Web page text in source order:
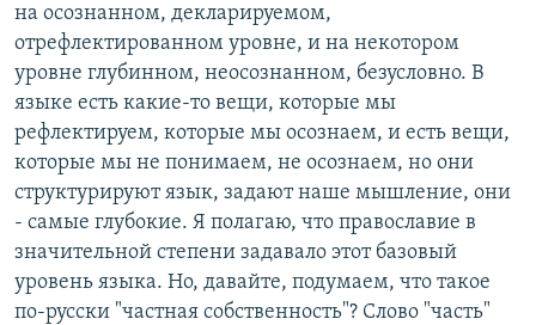
на осознанном, декларируемом,
отрефлектированном уровне, и на некотором
уровне глубинном, неосознанном, безусловно. В
языке есть какие-то вещи, которые мы
рефлектируем, которые мы осознаем, и есть вещи,
которые мы не понимаем, не осознаем, но они
структурируют язык, задают наше мышление, они
- самые глубокие. Я полагаю, что православие в
значительной степени задавало этот базовый
уровень языка. Но, давайте, подумаем, что такое
по-русски "частная собственность"? Слово "часть"